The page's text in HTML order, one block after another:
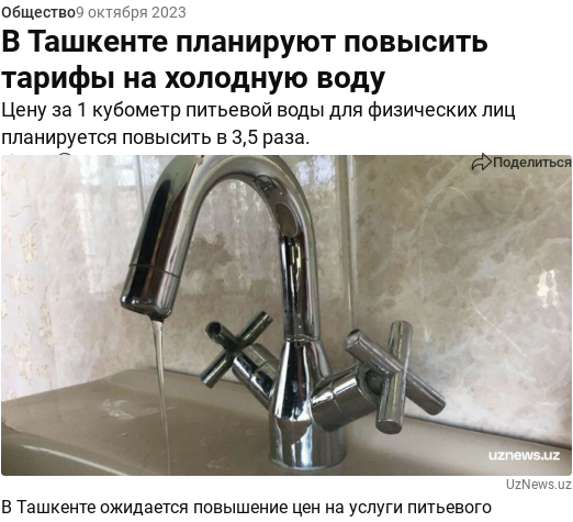
Общество9 октября 2023
В Ташкенте планируют повысить
тарифы на холодную воду
Цену за 1 кубометр питьевой воды для физических лиц
планируется повысить в 3,5 раза.
9641 Поделиться
UzNews.uz
В Ташкенте ожидается повышение цен на услуги питьевого